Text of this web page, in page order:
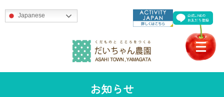
Japanese
お知らせ